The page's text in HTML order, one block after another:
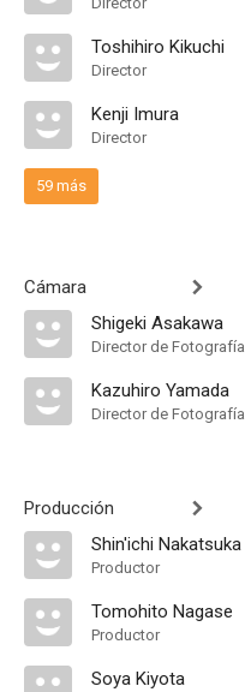
Toshihiro Kikuchi
Director
Kenji Imura
Director
59 más
Cámara
Shigeki Asakawa
Director de Fotografía
Kazuhiro Yamada
Director de Fotografía
Producción
Shin'ichi Nakatsuka
Productor
Tomohito Nagase
Productor
Soya Kiyota